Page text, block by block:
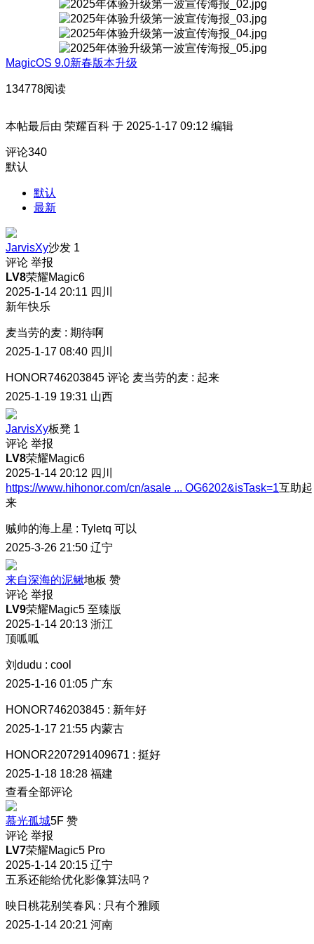
MagicOS 9.0新春版本升级
134778阅读
本帖最后由 荣耀百科 于 2025-1-17 09:12 编辑
评论340
默认
默认
最新
JarvisXy沙发 1
评论 举报
LV8荣耀Magic6
2025-1-14 20:11 四川
新年快乐
麦当劳的麦 : 期待啊
2025-1-17 08:40 四川
HONOR746203845 评论 麦当劳的麦 : 起来
2025-1-19 19:31 山西
JarvisXy板凳 1
评论 举报
LV8荣耀Magic6
2025-1-14 20:12 四川
https://www.hihonor.com/cn/asale ... OG6202&isTask=1互助起
来
贼帅的海上星 : Tyletq 可以
2025-3-26 21:50 辽宁
来自深海的泥鳅地板 赞
评论 举报
LV9荣耀Magic5 至臻版
2025-1-14 20:13 浙江
顶呱呱
刘dudu : cool
2025-1-16 01:05 广东
HONOR746203845 : 新年好
2025-1-17 21:55 内蒙古
HONOR2207291409671 : 挺好
2025-1-18 18:28 福建
查看全部评论
慕光孤城5F 赞
评论 举报
LV7荣耀Magic5 Pro
2025-1-14 20:15 辽宁
五系还能给优化影像算法吗？
映日桃花别笑春风 : 只有个雅顾
2025-1-14 20:21 河南